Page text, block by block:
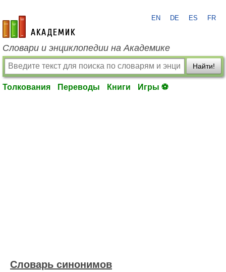
academic.ru
EN DE ES FR
Словари и энциклопедии на Академике
Найти!
Толкования Переводы Книги Игры ⚽
Словарь синонимов